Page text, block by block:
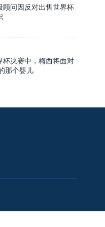
顾问因反对出售世界杯
杯决赛中，梅西将面对
那个婴儿